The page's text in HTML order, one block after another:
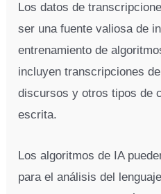
Los datos de
ser una fuente valiosa de
entrenamiento de
incluyen transcripciones
discursos y otros tipos de
escrita.
Los algoritmos de IA
para el análisis del